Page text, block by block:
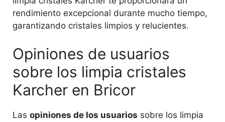
rendimiento excepcional durante mucho tiempo,
garantizando cristales limpios y relucientes.
Opiniones de usuarios
sobre los limpia cristales
Karcher en Bricor
Las opiniones de los usuarios sobre los limpia